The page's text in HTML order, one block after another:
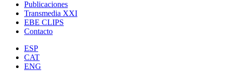
Publicaciones
Transmedia XXI
EBE CLIPS
Contacto
ESP
CAT
ENG